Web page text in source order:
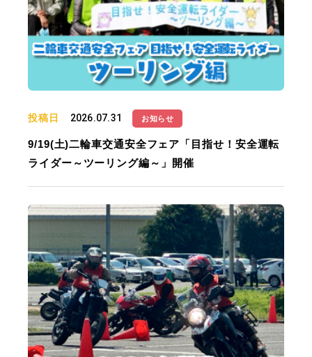
投稿日 2026.07.31 お知らせ
9/19(土)二輪車交通安全フェア「目指せ！安全運転
ライダー～ツーリング編～」開催